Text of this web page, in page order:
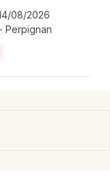
08/2026
Perpignan